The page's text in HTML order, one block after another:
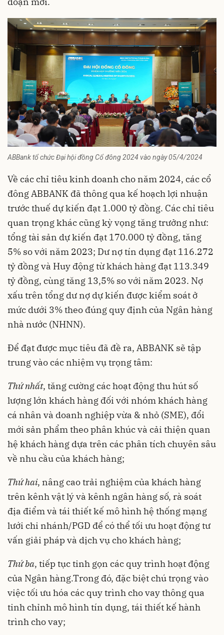
ABBank tổ chức Đại hội đồng Cổ đông 2024 vào ngày 05/4/2024
Về các chỉ tiêu kinh doanh cho năm 2024, các cổ
đông ABBANK đã thông qua kế hoạch lợi nhuận
trước thuế dự kiến đạt 1.000 tỷ đồng. Các chỉ tiêu
quan trọng khác cũng kỳ vọng tăng trưởng như:
tổng tài sản dự kiến đạt 170.000 tỷ đồng, tăng
5% so với năm 2023; Dư nợ tín dụng đạt 116.272
tỷ đồng và Huy động từ khách hàng đạt 113.349
tỷ đồng, cùng tăng 13,5% so với năm 2023. Nợ
xấu trên tổng dư nợ dự kiến được kiểm soát ở
mức dưới 3% theo đúng quy định của Ngân hàng
nhà nước (NHNN).
Để đạt được mục tiêu đã đề ra, ABBANK sẽ tập
trung vào các nhiệm vụ trọng tâm:
Thứ nhất, tăng cường các hoạt động thu hút số
lượng lớn khách hàng đối với nhóm khách hàng
cá nhân và doanh nghiệp vừa & nhỏ (SME), đổi
mới sản phẩm theo phân khúc và cải thiện quan
hệ khách hàng dựa trên các phân tích chuyên sâu
về nhu cầu của khách hàng;
Thứ hai, nâng cao trải nghiệm của khách hàng
trên kênh vật lý và kênh ngân hàng số, rà soát
địa điểm và tái thiết kế mô hình hệ thống mạng
lưới chi nhánh/PGD để có thể tối ưu hoạt động tư
vấn giải pháp và dịch vụ cho khách hàng;
Thứ ba, tiếp tục tinh gọn các quy trình hoạt động
của Ngân hàng.Trong đó, đặc biệt chú trọng vào
việc tối ưu hóa các quy trình cho vay thông qua
tinh chỉnh mô hình tín dụng, tái thiết kế hành
trình cho vay;